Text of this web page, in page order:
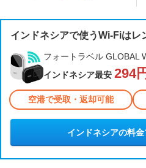
インドネシアで使うWi-Fiはレ
フォートラベル GLOBAL
インドネシア最安 294
空港で受取・返却可能
インドネシアの料